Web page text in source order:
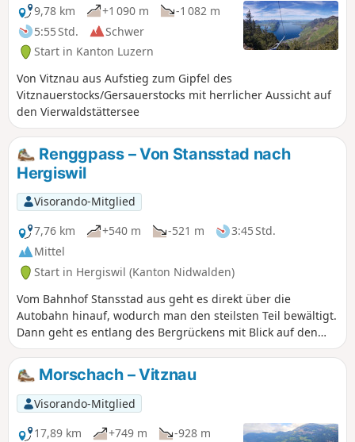
9,78 km
+1 090 m
-1 082 m
5:55 Std.
Schwer
Start in Kanton Luzern
Von Vitznau aus Aufstieg zum Gipfel des
Vitznauerstocks/Gersauerstocks mit herrlicher Aussicht auf
den Vierwaldstättersee
Renggpass – Von Stansstad nach
Hergiswil
Visorando-Mitglied
7,76 km
+540 m -521 m
3:45 Std.
Mittel
Start in Hergiswil (Kanton Nidwalden)
Vom Bahnhof Stansstad aus geht es direkt über die
Autobahn hinauf, wodurch man den steilsten Teil bewältigt.
Dann geht es entlang des Bergrückens mit Blick auf den
Alpnachersee für gut ein Drittel der Strecke, mit Ausblicken
und einer Steigung von 400-500 m: Wahrscheinlich ein
guter Zeitpunkt für eine Mittagspause vor dem Renggpass.
Der letzte Teil führt bergab bis zum Dorf und Bahnhof
Hergiswil, vorbei an Kuhweiden, Bauernhöfen und grünen
Weiden.
Morschach – Vitznau
Visorando-Mitglied
17,89 km
+749 m
-928 m